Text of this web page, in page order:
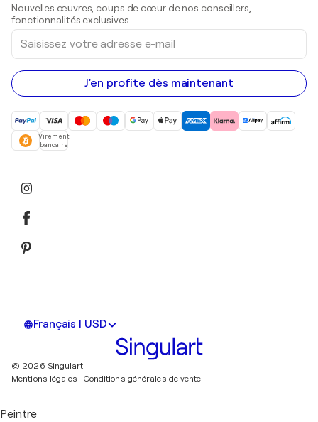
Peintures acryliques
Nouvelles œuvres, coups de cœur de nos conseillers,
fonctionnalités exclusives.
Saisissez
votre
adresse
e-
mail
J'en profite dès maintenant
Virement
bancaire
Français | USD
© 2026 Singulart
Mentions légales. Conditions générales de vente
Peintre